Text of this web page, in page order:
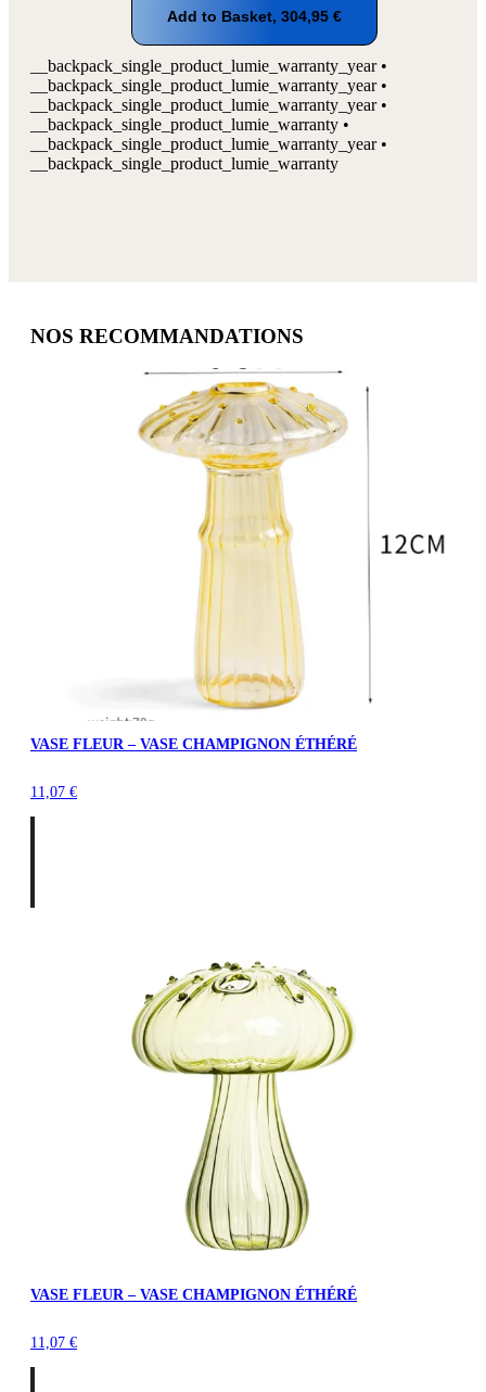
Vase
-
Vase
céleste
bleu
Add to Basket, 304,95 €
__backpack_single_product_lumie_warranty_year •
__backpack_single_product_lumie_warranty_year •
__backpack_single_product_lumie_warranty_year •
__backpack_single_product_lumie_warranty •
__backpack_single_product_lumie_warranty_year •
__backpack_single_product_lumie_warranty
NOS RECOMMANDATIONS
VASE FLEUR – VASE CHAMPIGNON ÉTHÉRÉ
11,07 €
VASE FLEUR – VASE CHAMPIGNON ÉTHÉRÉ
11,07 €